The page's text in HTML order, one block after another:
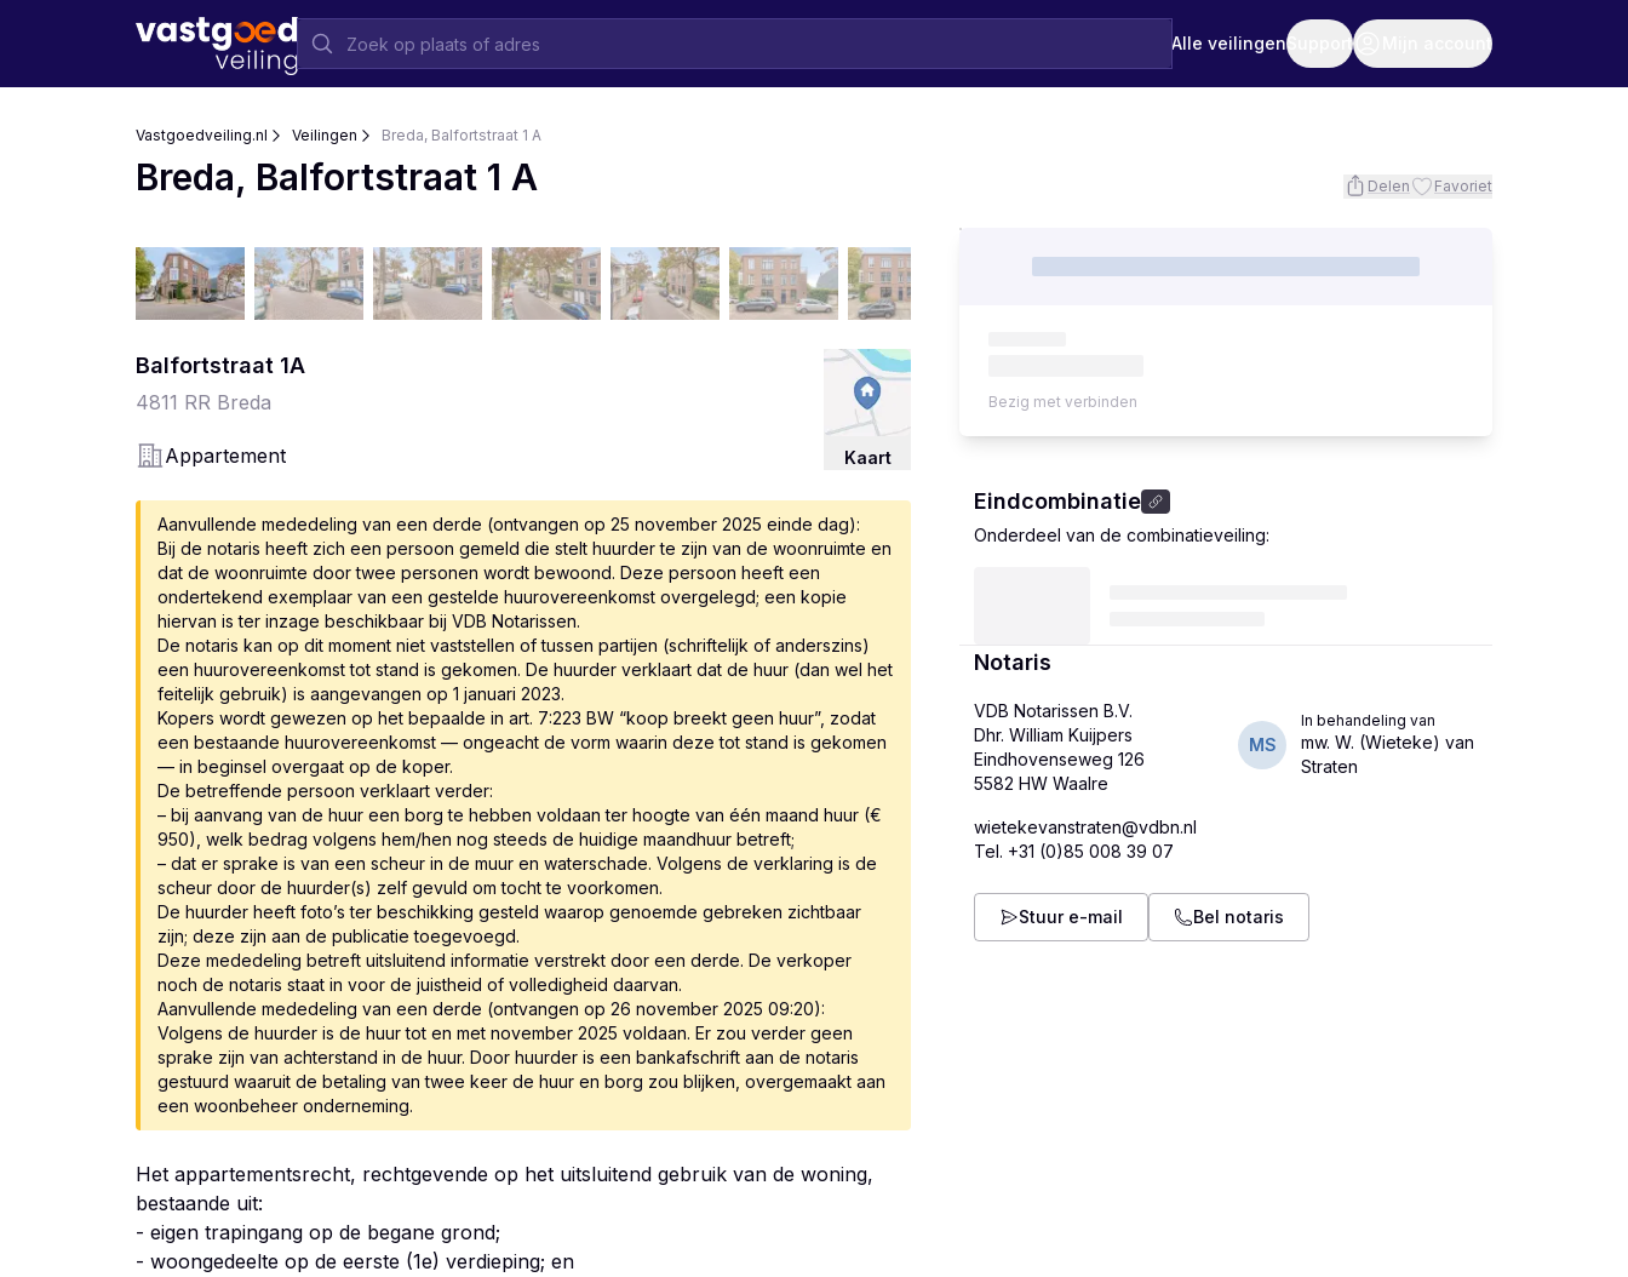
Alle veilingenSupport Mijn account
Vastgoedveiling.nl Veilingen Breda, Balfortstraat 1 A
Breda, Balfortstraat 1 A Delen Favoriet
Balfortstraat 1A
4811 RR Breda
Appartement Kaart
Aanvullende mededeling van een derde (ontvangen op 25 november 2025 einde dag):
Bij de notaris heeft zich een persoon gemeld die stelt huurder te zijn van de woonruimte en
dat de woonruimte door twee personen wordt bewoond. Deze persoon heeft een
ondertekend exemplaar van een gestelde huurovereenkomst overgelegd; een kopie
hiervan is ter inzage beschikbaar bij VDB Notarissen.
De notaris kan op dit moment niet vaststellen of tussen partijen (schriftelijk of anderszins)
een huurovereenkomst tot stand is gekomen. De huurder verklaart dat de huur (dan wel het
feitelijk gebruik) is aangevangen op 1 januari 2023.
Kopers wordt gewezen op het bepaalde in art. 7:223 BW “koop breekt geen huur”, zodat
een bestaande huurovereenkomst — ongeacht de vorm waarin deze tot stand is gekomen
— in beginsel overgaat op de koper.
De betreffende persoon verklaart verder:
– bij aanvang van de huur een borg te hebben voldaan ter hoogte van één maand huur (€
950), welk bedrag volgens hem/hen nog steeds de huidige maandhuur betreft;
– dat er sprake is van een scheur in de muur en waterschade. Volgens de verklaring is de
scheur door de huurder(s) zelf gevuld om tocht te voorkomen.
De huurder heeft foto’s ter beschikking gesteld waarop genoemde gebreken zichtbaar
zijn; deze zijn aan de publicatie toegevoegd.
Deze mededeling betreft uitsluitend informatie verstrekt door een derde. De verkoper
noch de notaris staat in voor de juistheid of volledigheid daarvan.
Aanvullende mededeling van een derde (ontvangen op 26 november 2025 09:20):
Volgens de huurder is de huur tot en met november 2025 voldaan. Er zou verder geen
sprake zijn van achterstand in de huur. Door huurder is een bankafschrift aan de notaris
gestuurd waaruit de betaling van twee keer de huur en borg zou blijken, overgemaakt aan
een woonbeheer onderneming.
Het appartementsrecht, rechtgevende op het uitsluitend gebruik van de woning,
bestaande uit:
- eigen trapingang op de begane grond;
- woongedeelte op de eerste (1e) verdieping; en
Bezig met verbinden
Eindcombinatie
Onderdeel van de combinatieveiling:
Notaris
VDB Notarissen B.V.
Dhr. William Kuijpers
Eindhovenseweg 126
MS
In behandeling van
mw. W. (Wieteke) van
Straten
wietekevanstraten@vdbn.nl
Tel. +31 (0)85 008 39 07
Stuur e-mail Bel notaris